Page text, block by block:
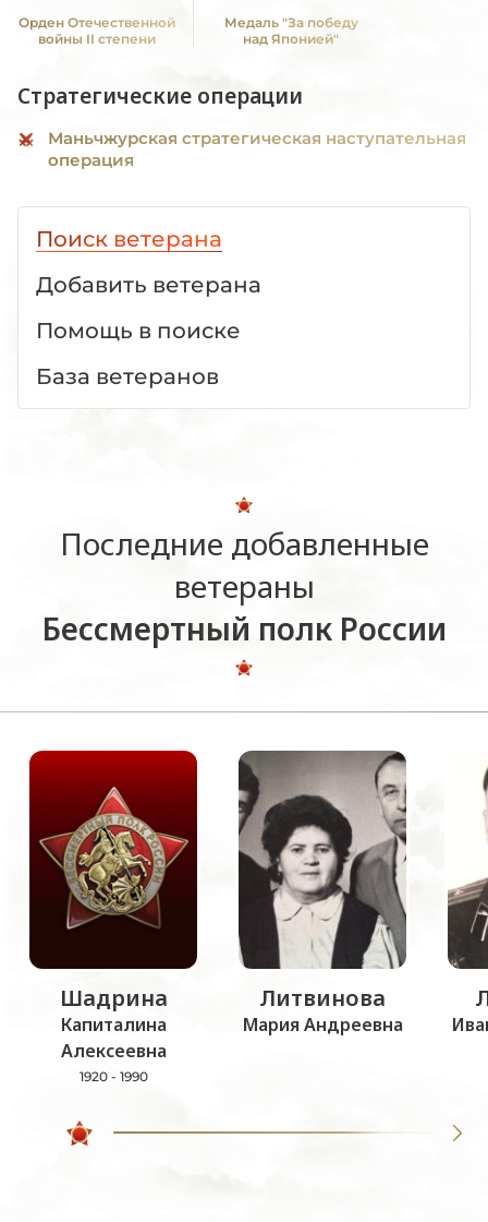
Орден Отечественной
войны II степени
Медаль "За победу
над Японией"
Стратегические операции
Маньчжурская стратегическая наступательная
операция
Поиск ветерана
Добавить ветерана
Помощь в поиске
База ветеранов
Последние добавленные
ветераны
Бессмертный полк России
Шадрина
Капиталина
Алексеевна
1920 - 1990
Литвинова
Мария Андреевна